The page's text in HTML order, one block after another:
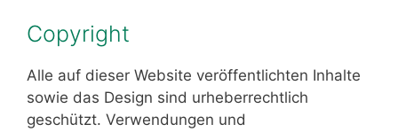
Copyright
Alle auf dieser Website veröffentlichten Inhalte
sowie das Design sind urheberrechtlich
geschützt. Verwendungen und